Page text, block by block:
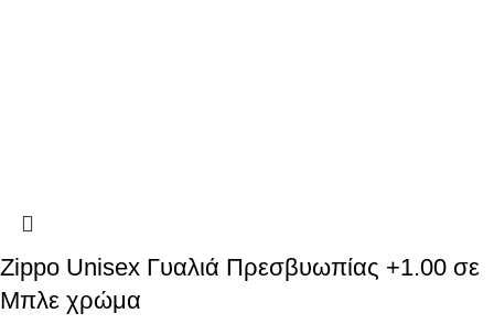
Zippo Unisex Γυαλιά Πρεσβυωπίας +1.00 σε
Μπλε χρώμα